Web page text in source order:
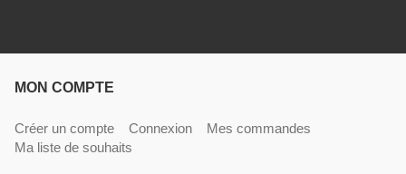
MON COMPTE
Créer un compte Connexion
Mes commandes
Ma liste de souhaits